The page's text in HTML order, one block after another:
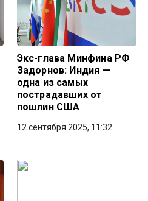
Экс-глава Минфина РФ
Задорнов: Индия —
одна из самых
пострадавших от
пошлин США
12 сентября 2025, 11:32